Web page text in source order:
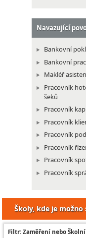
Navazující
Bankovní
Bankovní
Makléř
Pracovník
šeků
Pracovník
Pracovník
Pracovník
Pracovník
Pracovník
Pracovník
Pracovník
Pracovník
Klientský
Školy, kde je
Filtr: Zaměření nebo